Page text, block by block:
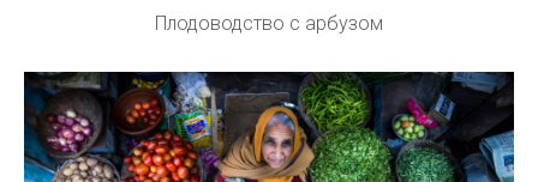
Плодоводство с арбузом